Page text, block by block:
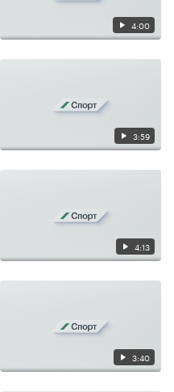
4:00
3:59
4:13
3:40